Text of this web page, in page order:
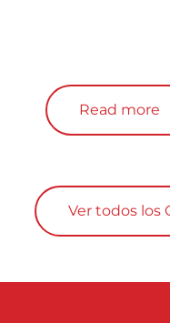
Read more
Ver todos los